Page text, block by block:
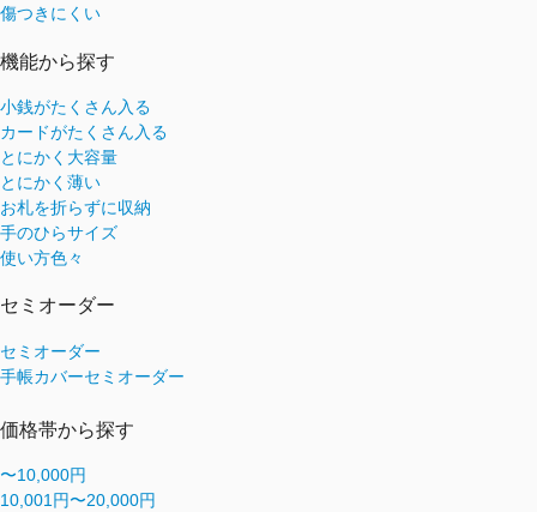
傷つきにくい
機能から探す
小銭がたくさん入る
カードがたくさん入る
とにかく大容量
とにかく薄い
お札を折らずに収納
手のひらサイズ
使い方色々
セミオーダー
セミオーダー
手帳カバーセミオーダー
価格帯から探す
〜10,000円
10,001円〜20,000円